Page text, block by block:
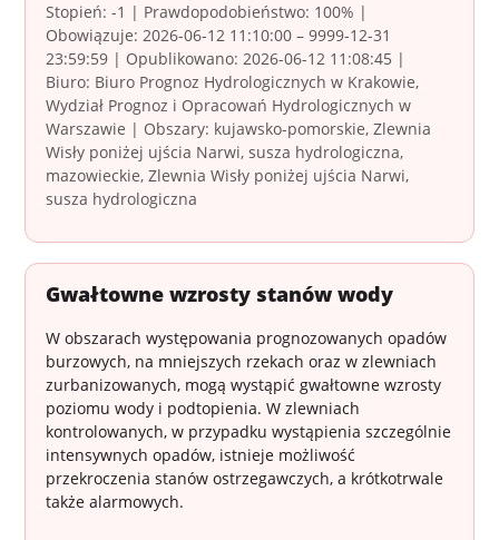
Stopień: -1 | Prawdopodobieństwo: 100% |
Obowiązuje: 2026-06-12 11:10:00 – 9999-12-31
23:59:59 | Opublikowano: 2026-06-12 11:08:45 |
Biuro: Biuro Prognoz Hydrologicznych w Krakowie,
Wydział Prognoz i Opracowań Hydrologicznych w
Warszawie | Obszary: kujawsko-pomorskie, Zlewnia
Wisły poniżej ujścia Narwi, susza hydrologiczna,
mazowieckie, Zlewnia Wisły poniżej ujścia Narwi,
susza hydrologiczna
Gwałtowne wzrosty stanów wody
W obszarach występowania prognozowanych opadów
burzowych, na mniejszych rzekach oraz w zlewniach
zurbanizowanych, mogą wystąpić gwałtowne wzrosty
poziomu wody i podtopienia. W zlewniach
kontrolowanych, w przypadku wystąpienia szczególnie
intensywnych opadów, istnieje możliwość
przekroczenia stanów ostrzegawczych, a krótkotrwale
także alarmowych.